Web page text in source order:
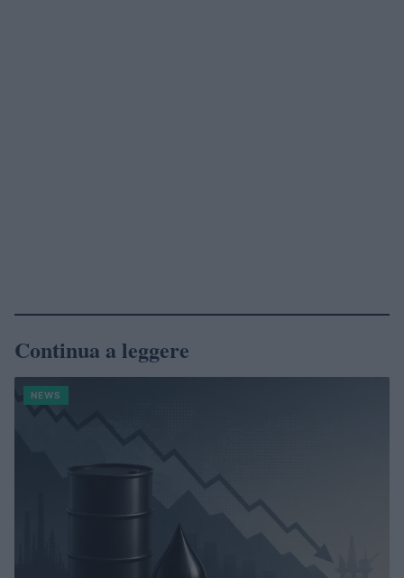
Continua a leggere
NEWS